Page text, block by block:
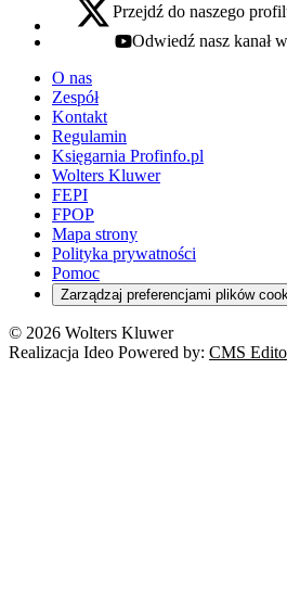
x - otwiera się w nowej karcie
Przejdź do naszego
youtube - otwiera się w nowej
Odwiedź nasz kanał
O nas
Zespół
Kontakt
Regulamin
Księgarnia Profinfo.pl
Wolters Kluwer
FEPI
FPOP
Mapa strony
Polityka prywatności
Pomoc
Zarządzaj preferencjami plików
© 2026 Wolters Kluwer
Realizacja Ideo Powered by: CMS Edito